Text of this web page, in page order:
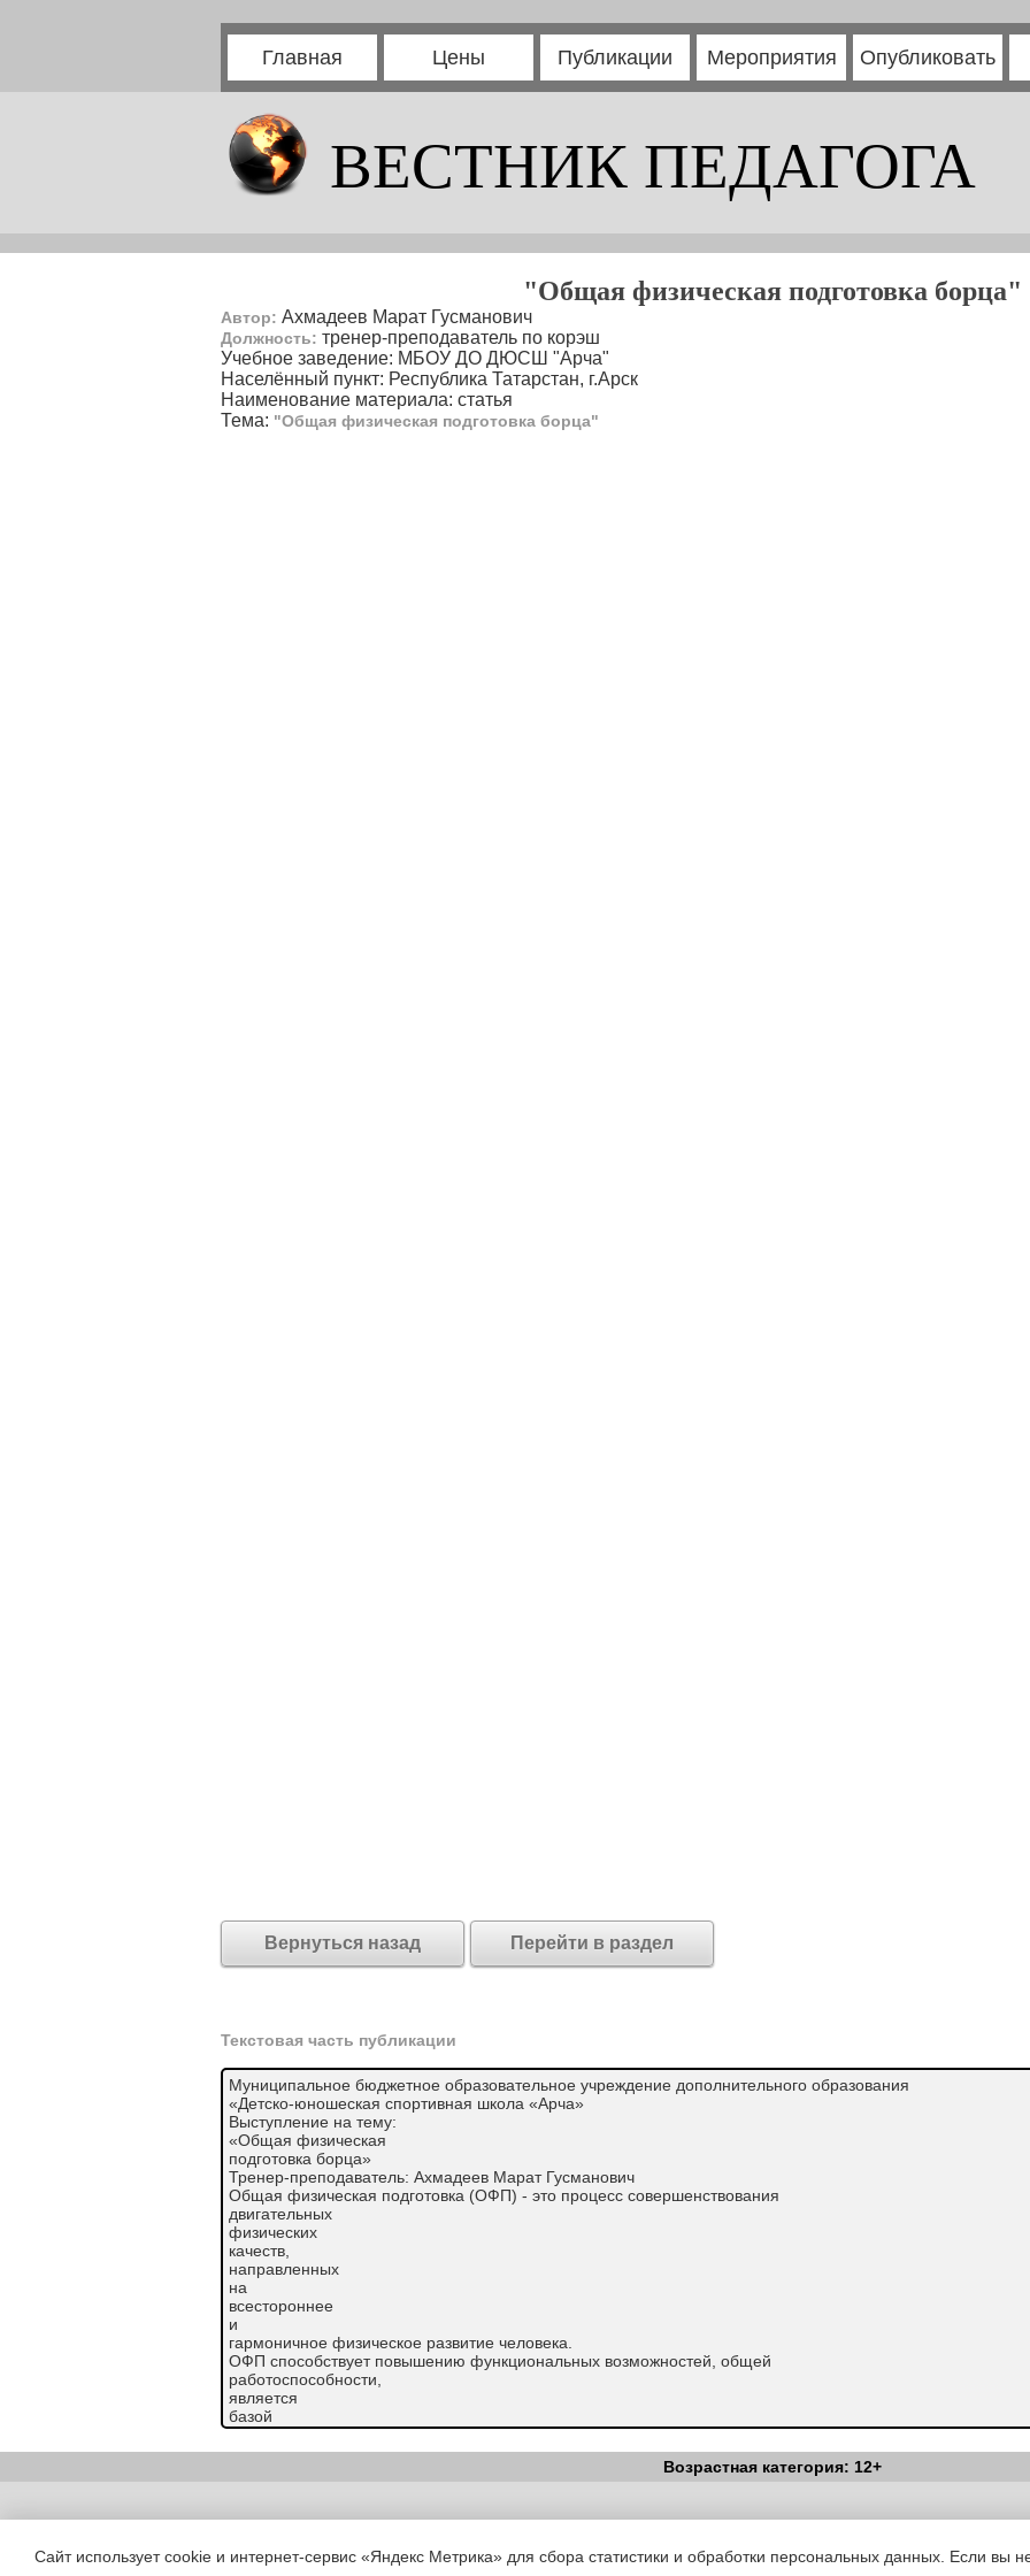
Главная Цены Публикации Мероприятия Опубликовать
ВЕСТНИК ПЕДАГОГА
"Общая физическая подготовка борца"
Автор: Ахмадеев Марат Гусманович
Должность: тренер-преподаватель по корэш
Учебное заведение: МБОУ ДО ДЮСШ "Арча"
Населённый пункт: Республика Татарстан, г.Арск
Наименование материала: статья
Тема: "Общая физическая подготовка борца"
Вернуться назад Перейти в раздел
Текстовая часть публикации
Муниципальное бюджетное образовательное учреждение дополнительного образования
«Детско-юношеская спортивная школа «Арча»
Выступление на тему:
«Общая физическая
подготовка борца»
Тренер-преподаватель: Ахмадеев Марат Гусманович
Общая физическая подготовка (ОФП) - это процесс совершенствования
двигательных
физических
качеств,
направленных
на
всестороннее
и
гармоничное физическое развитие человека.
ОФП способствует повышению функциональных возможностей, общей
работоспособности,
является
базой
для
специальной
мышц;
Возрастная категория: 12+
Copyright (c) |Вестник Педагога|Об издании|Условия|Политика
Сайт использует cookie и интернет-сервис «Яндекс Метрика» для сбора статистики и обработки персональных данных. Если вы